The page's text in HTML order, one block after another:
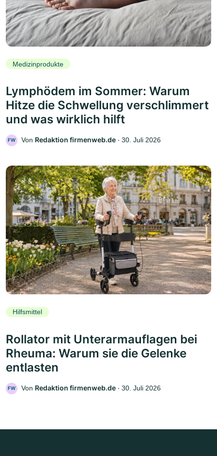
Medizinprodukte
Lymphödem im Sommer: Warum
Hitze die Schwellung verschlimmert
und was wirklich hilft
FW Von Redaktion firmenweb.de ‧ 30. Juli 2026
Hilfsmittel
Rollator mit Unterarmauflagen bei
Rheuma: Warum sie die Gelenke
entlasten
FW Von Redaktion firmenweb.de ‧ 30. Juli 2026